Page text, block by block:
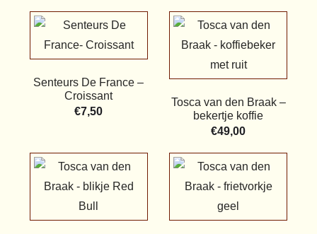
Senteurs De France –
Croissant
€7,50
Tosca van den Braak –
bekertje koffie
€49,00